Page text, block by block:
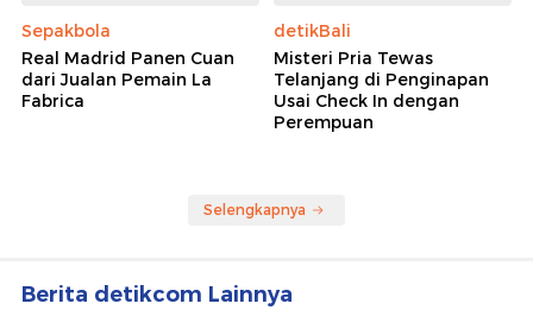
Sepakbola
Real Madrid Panen Cuan
dari Jualan Pemain La
Fabrica
detikBali
Misteri Pria Tewas
Telanjang di Penginapan
Usai Check In dengan
Perempuan
Selengkapnya
Berita detikcom Lainnya